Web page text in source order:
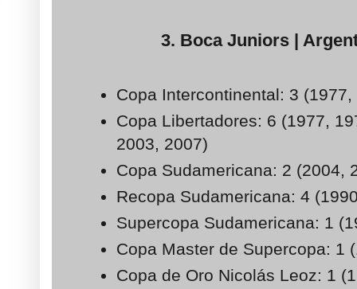
3. Boca Juniors |
Copa Intercontinental: 3
Copa Libertadores: 6 (1977,
2003, 2007)
Copa Sudamericana: 2 (2004,
Recopa Sudamericana: 4
Supercopa Sudamericana: 1
Copa Master de Supercopa: 1
Copa de Oro Nicolás Leoz: 1